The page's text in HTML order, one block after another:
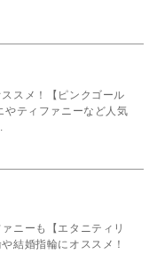
スメ！【ピンクゴール
やティファニーなど人気
ニーも【エタニティリ
結婚指輪にオススメ！